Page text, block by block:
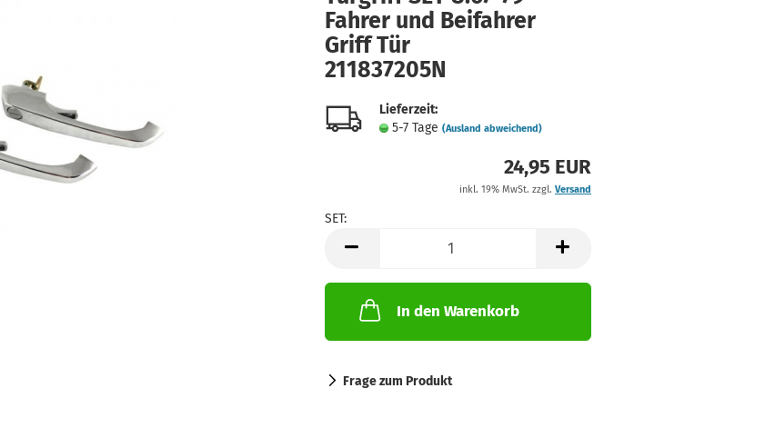
Passwort vergessen?
Fahrer und Beifahrer
Griff Tür
211837205N
Lieferzeit:
5-7 Tage (Ausland abweichend)
24,95 EUR
inkl. 19% MwSt. zzgl. Versand
SET:
In den Warenkorb
Frage zum Produkt